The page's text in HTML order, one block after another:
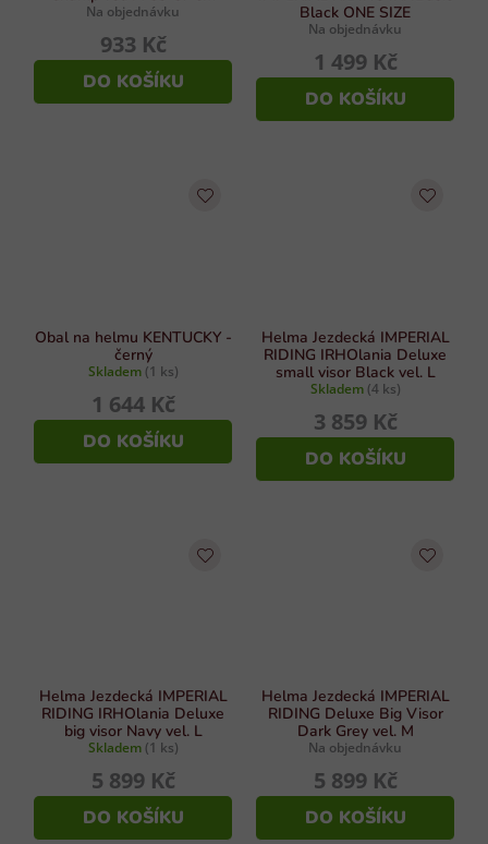
Na objednávku
933 Kč
DO KOŠÍKU
Black ONE SIZE
Na objednávku
1 499 Kč
DO KOŠÍKU
Obal na helmu KENTUCKY -
černý
Skladem (1 ks)
1 644 Kč
DO KOŠÍKU
Helma Jezdecká IMPERIAL
RIDING IRHOlania Deluxe
small visor Black vel. L
Skladem (4 ks)
3 859 Kč
DO KOŠÍKU
Helma Jezdecká IMPERIAL
RIDING IRHOlania Deluxe
big visor Navy vel. L
Skladem (1 ks)
5 899 Kč
DO KOŠÍKU
Helma Jezdecká IMPERIAL
RIDING Deluxe Big Visor
Dark Grey vel. M
Na objednávku
5 899 Kč
DO KOŠÍKU